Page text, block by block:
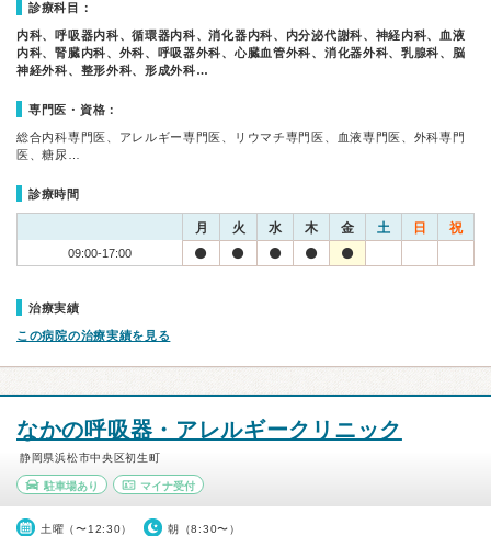
診療科目：
内科、呼吸器内科、循環器内科、消化器内科、内分泌代謝科、神経内科、血液
内科、腎臓内科、外科、呼吸器外科、心臓血管外科、消化器外科、乳腺科、脳
神経外科、整形外科、形成外科…
専門医・資格：
総合内科専門医、アレルギー専門医、リウマチ専門医、血液専門医、外科専門
医、糖尿…
診療時間
月 火 水 木 金 土 日 祝
09:00-17:00
治療実績
この病院の治療実績を見る
なかの呼吸器・アレルギークリニック
静岡県浜松市中央区初生町
駐車場あり マイナ受付
土曜（〜12:30） 朝（8:30〜）